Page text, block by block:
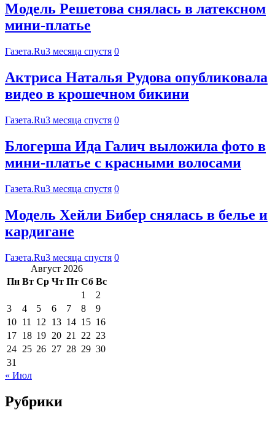
Модель Решетова снялась в латексном
мини-платье
Газета.Ru3 месяца спустя 0
Актриса Наталья Рудова опубликовала
видео в крошечном бикини
Газета.Ru3 месяца спустя 0
Блогерша Ида Галич выложила фото в
мини-платье с красными волосами
Газета.Ru3 месяца спустя 0
Модель Хейли Бибер снялась в белье и
кардигане
Газета.Ru3 месяца спустя 0
Август 2026
Пн Вт Ср Чт Пт Сб Вс
1
2
3
4 5 6 7 8
9
10 11 12 13 14 15 16
17 18 19 20 21 22 23
24 25 26 27 28 29 30
31
« Июл
Рубрики